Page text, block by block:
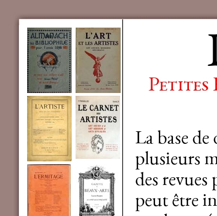
Petites
La base
plusieurs
des revues
peut être